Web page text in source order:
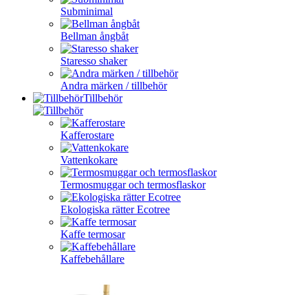
Subminimal
Bellman ångbåt
Staresso shaker
Andra märken / tillbehör
Tillbehör
Kafferostare
Vattenkokare
Termosmuggar och termosflaskor
Ekologiska rätter Ecotree
Kaffe termosar
Kaffebehållare